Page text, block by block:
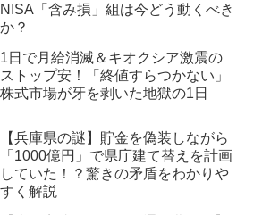
NISA「含み損」組は今どう動くべき
か？
1日で月給消滅＆キオクシア激震の
ストップ安！「終値すらつかない」
株式市場が牙を剥いた地獄の1日
【兵庫県の謎】貯金を偽装しながら
「1000億円」で県庁建て替えを計画
していた！？驚きの矛盾をわかりや
すく解説